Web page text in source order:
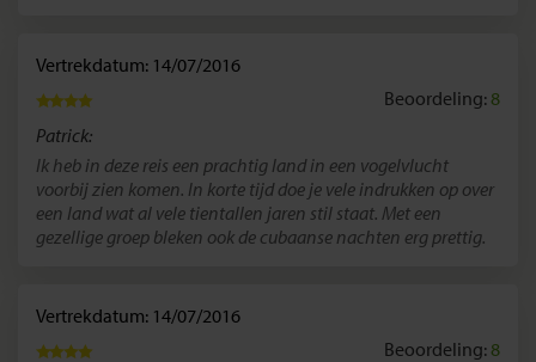
Vertrekdatum: 14/07/2016
Beoordeling: 8
Patrick:
Ik heb in deze reis een prachtig land in een vogelvlucht
voorbij zien komen. In korte tijd doe je vele indrukken op over
een land wat al vele tientallen jaren stil staat. Met een
gezellige groep bleken ook de cubaanse nachten erg prettig.
Vertrekdatum: 14/07/2016
Beoordeling: 8